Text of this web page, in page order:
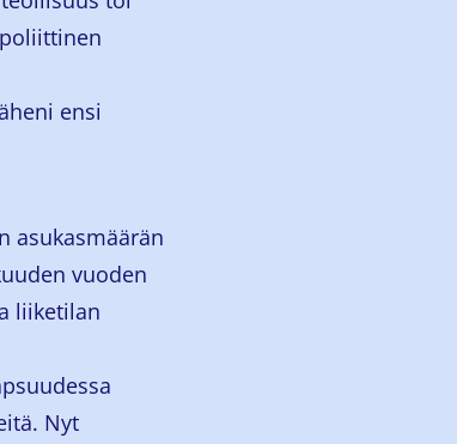
ensi
asukasmäärän
vuoden
liiketilan
Nyt